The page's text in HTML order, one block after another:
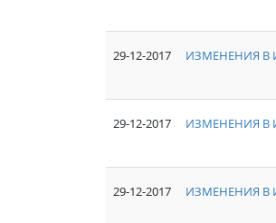
29-12-2017 ИЗМЕНЕНИЯ В
29-12-2017 ИЗМЕНЕНИЯ В
29-12-2017 ИЗМЕНЕНИЯ В